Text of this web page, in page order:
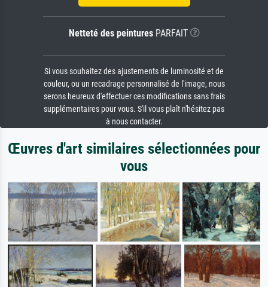
Netteté des peinturesPARFAIT
Si vous souhaitez des ajustements de luminosité et de
couleur, ou un recadrage personnalisé de l'image, nous
serons heureux d'effectuer ces modifications sans frais
supplémentaires pour vous. S'il vous plaît n'hésitez pas
à nous contacter.
Œuvres d'art similaires sélectionnées pour
vous